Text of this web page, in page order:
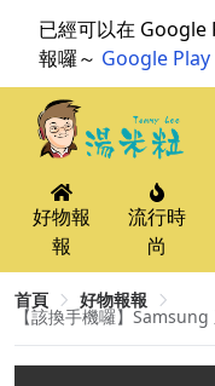
已經可以在 Google
報囉～ Google Play
好物報
報
流行時
尚
首頁 好物報報
【該換手機囉】